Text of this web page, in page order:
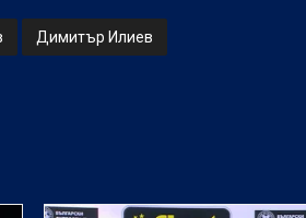
Димитър Илиев